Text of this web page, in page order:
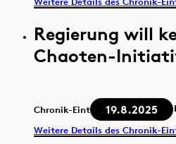
Regierung will
Chaoten-
Chronik-Eintrag 19.8.2025
Weitere Details des Chronik-